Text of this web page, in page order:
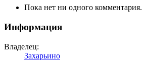
Пока нет ни одного комментария.
Информация
Владелец:
Захарьино